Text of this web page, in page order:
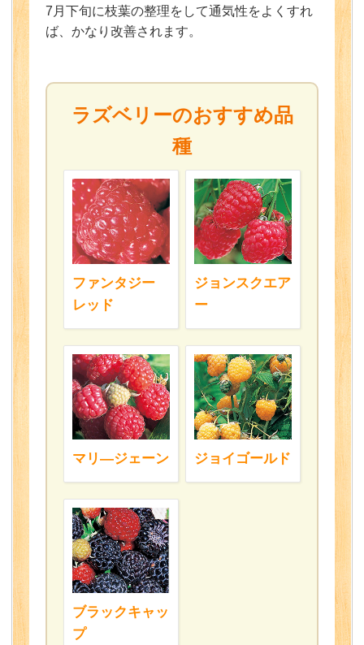
7月下旬に枝葉の整理をして通気性をよくすれ
ば、かなり改善されます。
ラズベリーのおすすめ品
種
ファンタジー
レッド
ジョンスクエア
ー
マリ―ジェーン ジョイゴールド
ブラックキャッ
プ